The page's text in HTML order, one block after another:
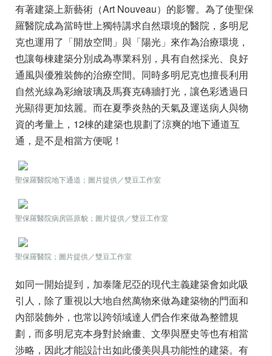
有著建築上新藝術（Art Nouveau）的影響。為了使聖保
羅醫院成為當時世上獨特講求自然環境的醫院，多明尼
克也運用了「開放空間」與「陽光」來作為治療環境，
也讓每棟建築分別成為專業科別，具有自然採光、良好
通風與優雅裝飾的治療空間。同時多明尼克也擅長利用
自然光線為彩繪玻璃及馬賽克磚牆打光，讓色彩透過日
光顯得更加炫麗。而在夏季炎熱的天氣及運送病人與物
資的考量上，12棟的建築也規劃了涼爽的地下通道互
通，是不是相當方便呢！
聖保羅醫院地下通道；圖片提供／雙豆工作室
聖保羅醫院病房區原貌；圖片提供／雙豆工作室
聖保羅醫院；圖片提供／雙豆工作室
如同一開始提到，加泰隆尼亞的現代主義建築會如此吸
引人，除了重視以大地自然萬物來做為建築物的門面和
內部裝飾外，也常以跨領域達人們合作來做為整體規
劃，而多明尼克本身對於繪畫、文學與歷史等也有相當
涉略，因此才能設計出如此優美與具功能性的建築。有